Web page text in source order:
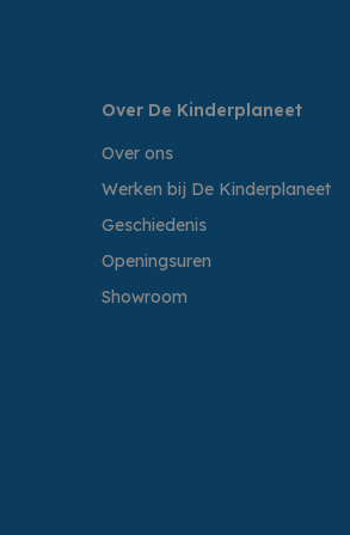
Over De Kinderplaneet
Over ons
Werken bij De Kinderplaneet
Geschiedenis
Openingsuren
Showroom